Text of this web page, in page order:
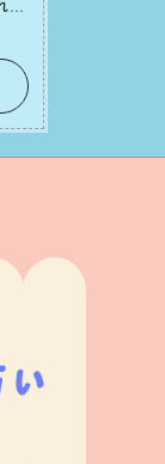
こ
ま
と
ま